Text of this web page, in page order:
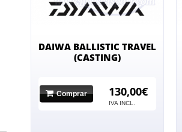
DAIWA BALLISTIC TRAVEL
(CASTING)
Comprar 130,00€
IVA INCL.